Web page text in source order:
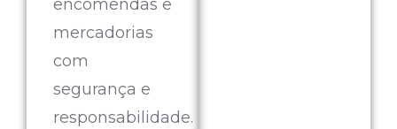
encomendas e
mercadorias
com
segurança e
responsabilidade.